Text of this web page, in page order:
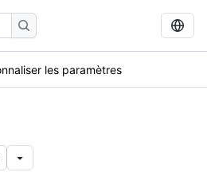
les paramètres